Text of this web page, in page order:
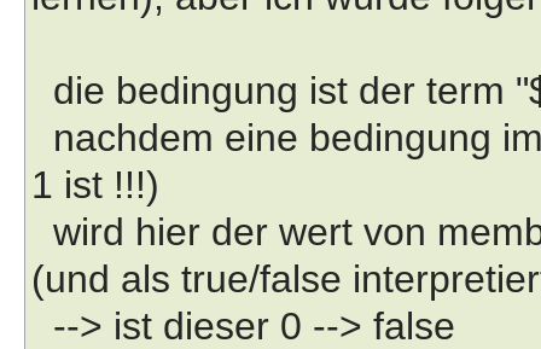
die bedingung ist der term
nachdem eine bedingung
1 ist !!!)
wird hier der wert von
(und als true/false
--> ist dieser 0 --> false